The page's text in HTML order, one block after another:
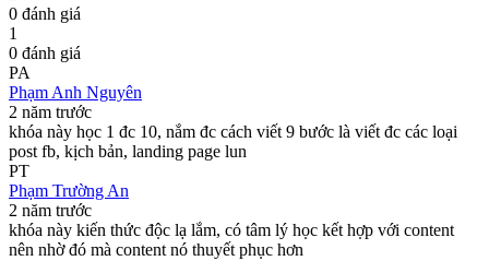
0 đánh giá
1
0 đánh giá
PA
Phạm Anh Nguyên
2 năm trước
khóa này học 1 đc 10, nắm đc cách viết 9 bước là viết đc các loại
post fb, kịch bản, landing page lun
PT
Phạm Trường An
2 năm trước
khóa này kiến thức độc lạ lắm, có tâm lý học kết hợp với content
nên nhờ đó mà content nó thuyết phục hơn